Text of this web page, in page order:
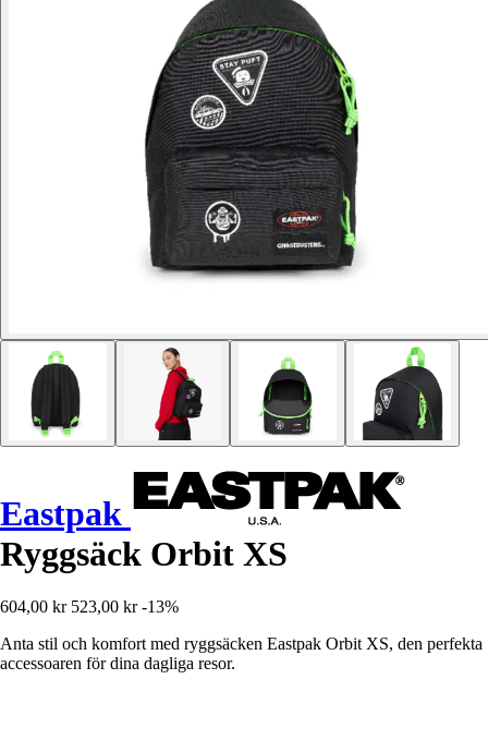
Eastpak
Ryggsäck Orbit XS
604,00 kr 523,00 kr -13%
Anta stil och komfort med ryggsäcken Eastpak Orbit XS, den perfekta
accessoaren för dina dagliga resor.